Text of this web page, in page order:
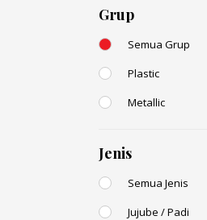
Grup
Semua Grup
Plastic
Metallic
Jenis
Semua Jenis
Jujube / Padi